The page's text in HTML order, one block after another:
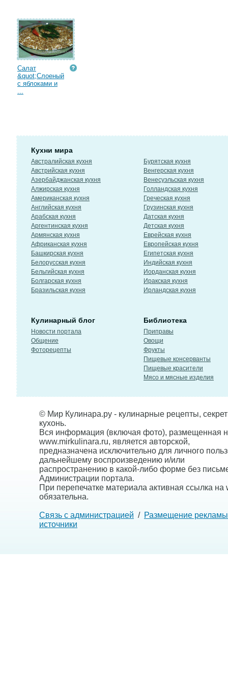
Салат
&quot;Слоеный
с яблоками и
...
Кухни мира
Австралийская кухня
Австрийская кухня
Азербайджанская кухня
Алжирская кухня
Американская кухня
Английская кухня
Арабская кухня
Аргентинская кухня
Армянская кухня
Африканская кухня
Башкирская кухня
Белорусская кухня
Бельгийская кухня
Болгарская кухня
Бразильская кухня
Бурятская кухня
Венгерская кухня
Венесуэльская кухня
Голландская кухня
Греческая кухня
Грузинская кухня
Датская кухня
Детская кухня
Еврейская кухня
Европейская кухня
Египетская кухня
Индийская кухня
Иорданская кухня
Иракская кухня
Ирландская кухня
Кулинарный блог
Новости портала
Общение
Фоторецепты
Библиотека
Приправы
Овощи
Фрукты
Пищевые консерванты
Пищевые красители
Мясо и мясные изделия
© Мир Кулинара.ру - кулинарные рецепты,
кухонь.
Вся информация (включая фото), размещенная
www.mirkulinara.ru, является авторской,
предназначена исключительно для личного
дальнейшему воспроизведению и/или
распространению в какой-либо форме без
Администрации портала.
При перепечатке материала активная ссылка на
обязательна.
Связь с администрацией / Размещение рекламы
источники